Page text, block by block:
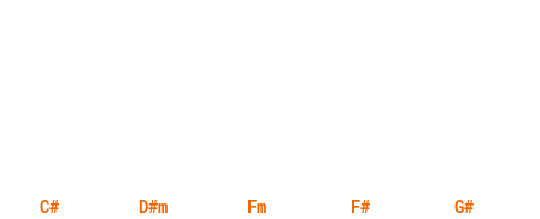
C# D#m Fm F# G#